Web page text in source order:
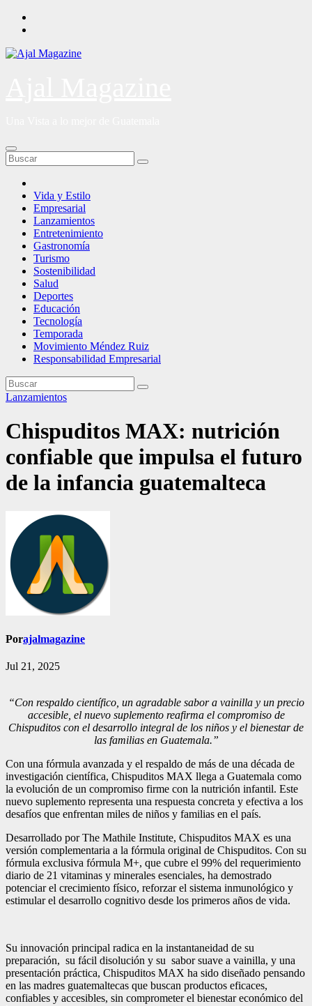
Saltar
Vida y Estilo
Empresarial
Lanzamientos
Entretenimiento
Gastronomía
Turismo
Sostenibilidad
Salud
Deportes
Educación
Tecnología
Temporada
Movimiento Méndez Ruiz
Responsabilidad Empresarial
Lanzamientos
Chispuditos MAX: nutrición
confiable que impulsa el futuro
de la infancia guatemalteca
Porajalmagazine
Jul 21, 2025
“Con respaldo científico, un agradable sabor a vainilla y un precio
accesible, el nuevo suplemento reafirma el compromiso de
Chispuditos con el desarrollo integral de los niños y el bienestar de
las familias en Guatemala.”
Con una fórmula avanzada y el respaldo de más de una década de
investigación científica, Chispuditos MAX llega a Guatemala como
la evolución de un compromiso firme con la nutrición infantil. Este
nuevo suplemento representa una respuesta concreta y efectiva a los
desafíos que enfrentan miles de niños y familias en el país.
Desarrollado por The Mathile Institute, Chispuditos MAX es una
versión complementaria a la fórmula original de Chispuditos. Con su
fórmula exclusiva fórmula M+, que cubre el 99% del requerimiento
diario de 21 vitaminas y minerales esenciales, ha demostrado
potenciar el crecimiento físico, reforzar el sistema inmunológico y
estimular el desarrollo cognitivo desde los primeros años de vida.
Su innovación principal radica en la instantaneidad de su
preparación, su fácil disolución y su sabor suave a vainilla, y una
presentación práctica, Chispuditos MAX ha sido diseñado pensando
en las madres guatemaltecas que buscan productos eficaces,
confiables y accesibles, sin comprometer el bienestar económico del